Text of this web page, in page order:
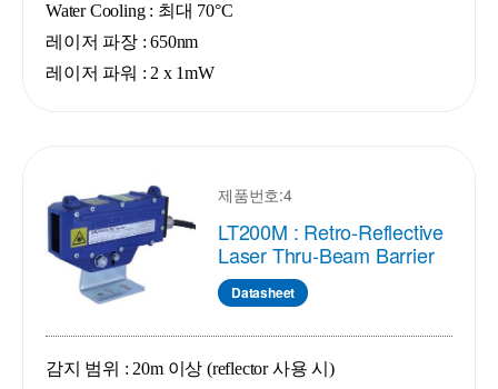
Water Cooling : 최대 70°C
레이저 파장 : 650nm
레이저 파워 : 2 x 1mW
제품번호:4
LT200M : Retro-Reflective
Laser Thru-Beam Barrier
Datasheet
감지 범위 : 20m 이상 (reflector 사용 시)